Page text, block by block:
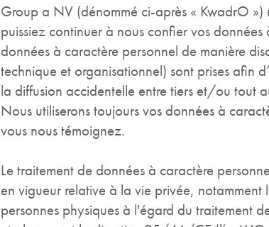
Group a NV (dénommé ci-après « KwadrO
puissiez continuer à nous confier vos
données à caractère personnel de manière
technique et organisationnel) sont prises afin
la diffusion accidentelle entre tiers et/ou tout
Nous utiliserons toujours vos données à
vous nous témoignez.
Le traitement de données à caractère
en vigueur relative à la vie privée,
personnes physiques à l'égard du traitement